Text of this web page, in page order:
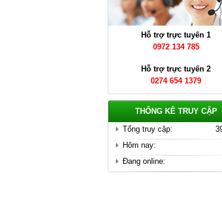
Thi Công Mái Tôn Nhà
Tại Bình Dương
Giá: Liên Hệ
Hỗ trợ trực tuyến 1
0972 134 785
Hỗ trợ trực tuyến 2
0274 654 1379
THỐNG KÊ TRUY CẬP
Tổng truy cập:
Hôm nay:
Đang online: